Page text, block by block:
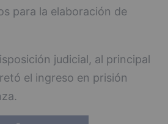
para la elaboración de
judicial, al principal
el ingreso en prisión